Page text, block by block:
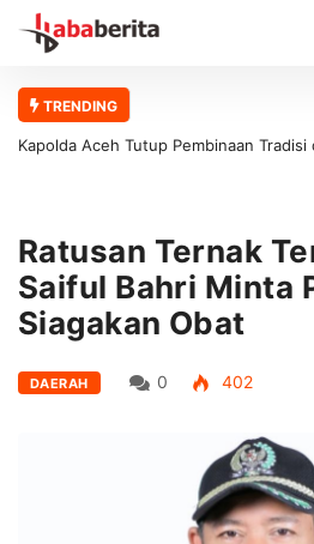
TRENDING
Kapolda Aceh Tutup Pembinaan
Ratusan Ternak
Saiful Bahri Minta
Siagakan Obat
DAERAH 0 402